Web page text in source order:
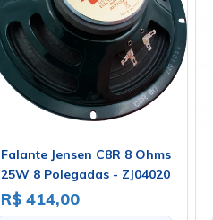
Falante Jensen C8R 8 Ohms
25W 8 Polegadas - ZJ04020
R$ 414,00